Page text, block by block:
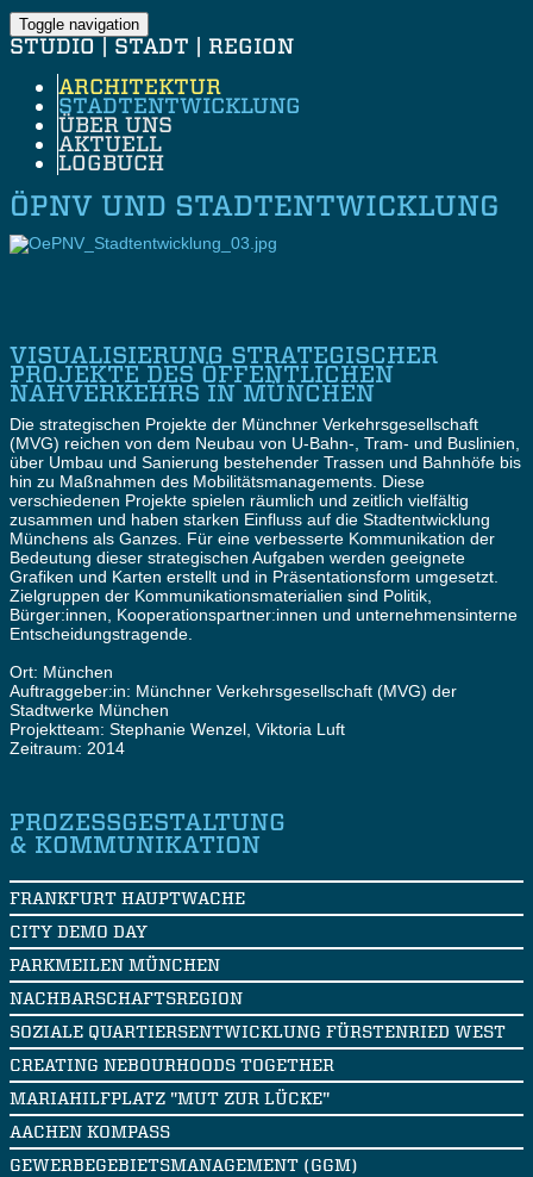
Toggle navigation
STUDIO | STADT | REGION
ARCHITEKTUR
STADTENTWICKLUNG
ÜBER UNS
AKTUELL
LOGBUCH
ÖPNV UND STADTENTWICKLUNG
VISUALISIERUNG STRATEGISCHER
PROJEKTE DES ÖFFENTLICHEN
NAHVERKEHRS IN MÜNCHEN
Die strategischen Projekte der Münchner Verkehrsgesellschaft
(MVG) reichen von dem Neubau von U-Bahn-, Tram- und Buslinien,
über Umbau und Sanierung bestehender Trassen und Bahnhöfe bis
hin zu Maßnahmen des Mobilitätsmanagements. Diese
verschiedenen Projekte spielen räumlich und zeitlich vielfältig
zusammen und haben starken Einfluss auf die Stadtentwicklung
Münchens als Ganzes. Für eine verbesserte Kommunikation der
Bedeutung dieser strategischen Aufgaben werden geeignete
Grafiken und Karten erstellt und in Präsentationsform umgesetzt.
Zielgruppen der Kommunikationsmaterialien sind Politik,
Bürger:innen, Kooperationspartner:innen und unternehmensinterne
Entscheidungstragende.
Ort: München
Auftraggeber:in: Münchner Verkehrsgesellschaft (MVG) der
Stadtwerke München
Projektteam: Stephanie Wenzel, Viktoria Luft
Zeitraum: 2014
PROZESSGESTALTUNG
& KOMMUNIKATION
FRANKFURT HAUPTWACHE
CITY DEMO DAY
PARKMEILEN MÜNCHEN
NACHBARSCHAFTSREGION
SOZIALE QUARTIERSENTWICKLUNG FÜRSTENRIED WEST
CREATING NEBOURHOODS TOGETHER
MARIAHILFPLATZ "MUT ZUR LÜCKE"
AACHEN KOMPASS
GEWERBEGEBIETSMANAGEMENT (GGM)